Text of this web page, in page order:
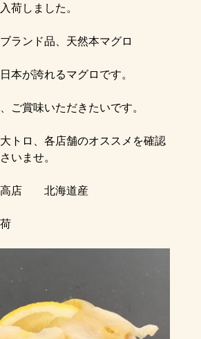
荷しました。
ランド品、天然本マグロ
本が誇れるマグロです。
ご賞味いただきたいです。
トロ、各店舗のオススメを確認
いませ。
高店 北海道産